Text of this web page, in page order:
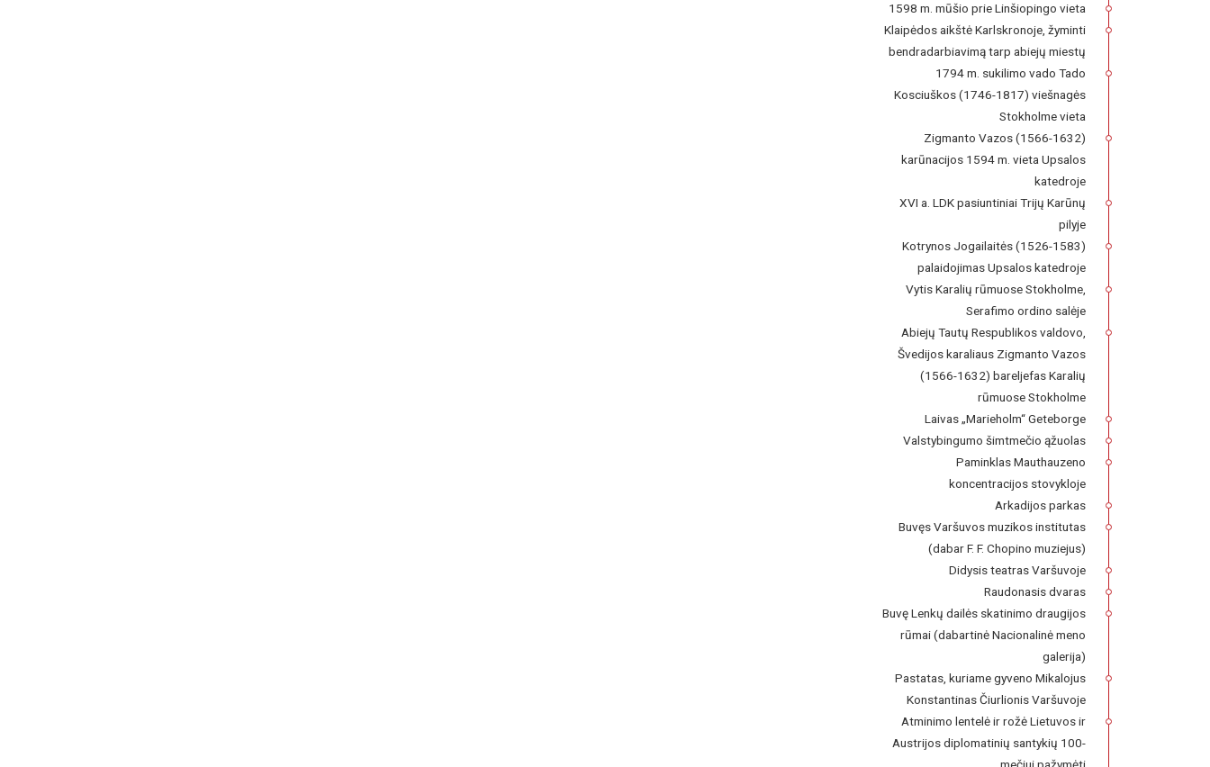
1598 m. mūšio prie Linšiopingo vieta
Klaipėdos aikštė Karlskronoje, žyminti
bendradarbiavimą tarp abiejų miestų
1794 m. sukilimo vado Tado
Kosciuškos (1746-1817) viešnagės
Stokholme vieta
Zigmanto Vazos (1566-1632)
karūnacijos 1594 m. vieta Upsalos
katedroje
XVI a. LDK pasiuntiniai Trijų Karūnų
pilyje
Kotrynos Jogailaitės (1526-1583)
palaidojimas Upsalos katedroje
Vytis Karalių rūmuose Stokholme,
Serafimo ordino salėje
Abiejų Tautų Respublikos valdovo,
Švedijos karaliaus Zigmanto Vazos
(1566-1632) bareljefas Karalių
rūmuose Stokholme
Laivas „Marieholm“ Geteborge
Valstybingumo šimtmečio ąžuolas
Paminklas Mauthauzeno
koncentracijos stovykloje
Arkadijos parkas
Buvęs Varšuvos muzikos institutas
(dabar F. F. Chopino muziejus)
Didysis teatras Varšuvoje
Raudonasis dvaras
Buvę Lenkų dailės skatinimo draugijos
rūmai (dabartinė Nacionalinė meno
galerija)
Pastatas, kuriame gyveno Mikalojus
Konstantinas Čiurlionis Varšuvoje
Atminimo lentelė ir rožė Lietuvos ir
Austrijos diplomatinių santykių 100-